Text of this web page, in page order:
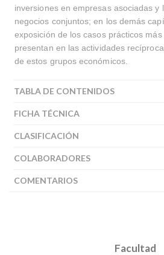
inversiones en empresas asociadas y
negocios conjuntos; en los demás
exposición de los casos prácticos
presentan en las actividades
de estos grupos económicos.
TABLA DE CONTENIDOS
FICHA TÉCNICA
CLASIFICACIÓN
COLABORADORES
COMENTARIOS
Facultad